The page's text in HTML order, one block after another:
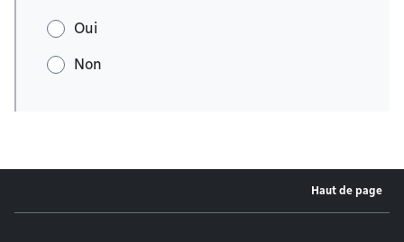
Oui
Non
Haut de page